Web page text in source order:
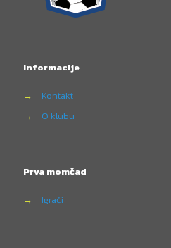
Informacije
→
Kontakt
→
O klubu
Prva momčad
→ Igrači